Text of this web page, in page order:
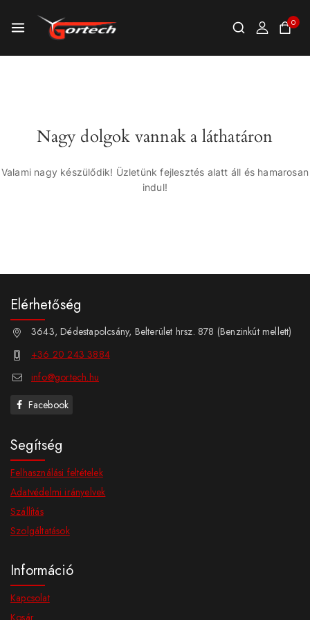
0
Nagy dolgok vannak a láthatáron
Valami nagy készülődik! Üzletünk fejlesztés alatt áll és hamarosan
indul!
Elérhetőség
3643, Dédestapolcsány, Belterület hrsz. 878 (Benzinkút mellett)
+36 20 243 3884
info@gortech.hu
Facebook
Segítség
Felhasználási feltételek
Adatvédelmi irányelvek
Szállítás
Szolgáltatások
Információ
Kapcsolat